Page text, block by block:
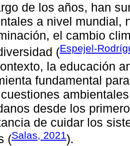
de los años, han
a nivel mundial,
el cambio
(Espejel-
la educación
fundamental
desde los
de cuidar los
(Salas, 2021).